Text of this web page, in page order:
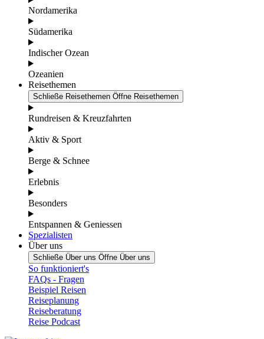
Nordamerika
Südamerika
Indischer Ozean
Ozeanien
Reisethemen
Schließe Reisethemen Öffne Reisethemen
Rundreisen & Kreuzfahrten
Aktiv & Sport
Berge & Schnee
Erlebnis
Besonders
Entspannen & Geniessen
Spezialisten
Über uns
Schließe Über uns Öffne Über uns
So funktioniert's
FAQs - Fragen
Beispiel Reisen
Reiseplanung
Reiseberatung
Reise Podcast